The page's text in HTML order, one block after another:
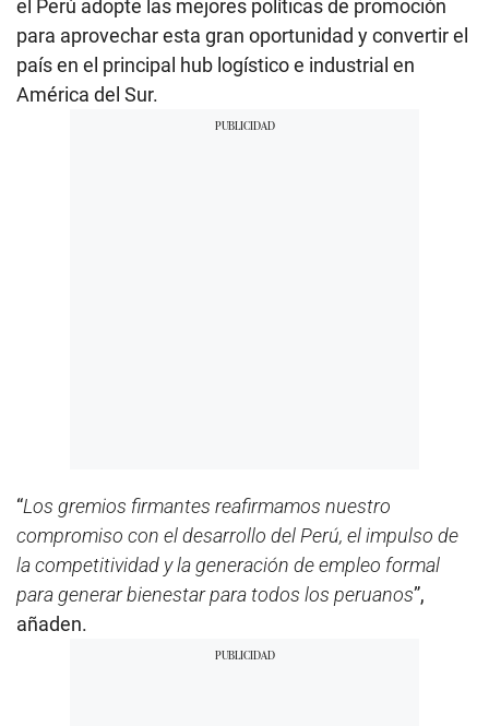
el Perú adopte las mejores políticas de promoción
para aprovechar esta gran oportunidad y convertir el
país en el principal hub logístico e industrial en
América del Sur.
“Los gremios firmantes reafirmamos nuestro
compromiso con el desarrollo del Perú, el impulso de
la competitividad y la generación de empleo formal
para generar bienestar para todos los peruanos”,
añaden.